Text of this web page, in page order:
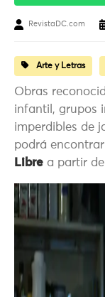
RevistaDC.com
Arte y Letras
Obras
infantil, grupos
imperdibles de
podrá
Libre a partir